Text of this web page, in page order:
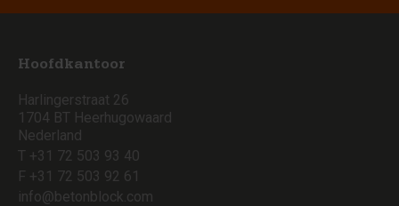
Hoofdkantoor
Harlingerstraat 26
1704 BT Heerhugowaard
Nederland
T +31 72 503 93 40
F +31 72 503 92 61
info@betonblock.com